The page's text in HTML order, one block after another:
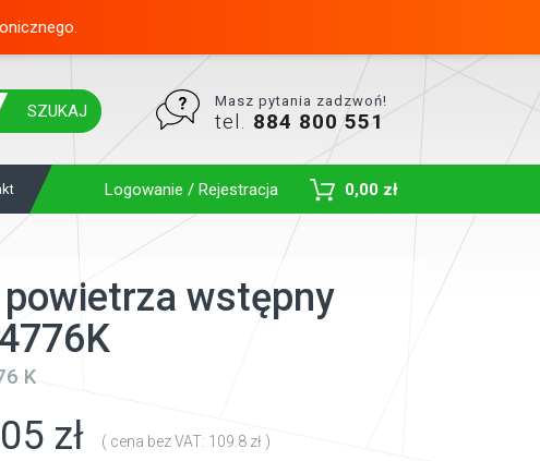
SZUKAJ
Masz pytania zadzwoń!
tel. 884 800 551
Logowanie / Rejestracja 0,00 zł
wstępny
K
zł ( cena bez VAT: 109.8 zł )